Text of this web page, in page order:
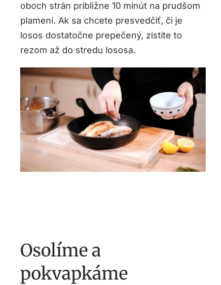
oboch strán približne 10 minút na prudšom
plameni. Ak sa chcete presvedčiť, či je
losos dostatočne prepečený, zistíte to
rezom až do stredu lososa.
Osolíme a
pokvapkáme